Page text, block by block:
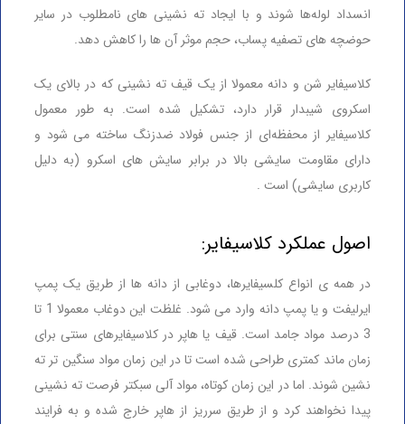
انسداد لوله‌ها شوند و با ایجاد ته نشینی های نامطلوب در سایر
حوضچه های تصفیه پساب، حجم موثر آن ها را کاهش دهد.
کلاسیفایر شن و دانه معمولا از یک قیف ته نشینی که در بالای یک
اسکروی شیبدار قرار دارد، تشکیل شده است. به طور معمول
کلاسیفایر از محفظه‌ای از جنس فولاد ضدزنگ ساخته می شود و
دارای مقاومت سایشی بالا در برابر سایش های اسکرو (به دلیل
کاربری سایشی) است .
اصول عملکرد کلاسیفایر:
در همه ی انواع کلسیفایرها، دوغابی از دانه ها از طریق یک پمپ
ایرلیفت و یا پمپ دانه وارد می شود. غلظت این دوغاب معمولا 1 تا
3 درصد مواد جامد است. قیف یا هاپر در کلاسیفایرهای سنتی برای
زمان ماند کمتری طراحی شده است تا در این زمان مواد سنگین تر ته
نشین شوند. اما در این زمان کوتاه، مواد آلی سبکتر فرصت ته نشینی
پیدا نخواهند کرد و از طریق سرریز از هاپر خارج شده و به فرایند